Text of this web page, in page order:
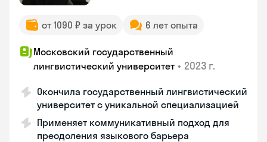
от 1090 ₽ за урок 6 лет опыта
Московский государственный
лингвистический университет • 2023 г.
Окончила государственный лингвистический
университет с уникальной специализацией
Применяет коммуникативный подход для
преодоления языкового барьера